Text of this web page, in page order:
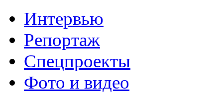
Интервью
Репортаж
Спецпроекты
Фото и видео